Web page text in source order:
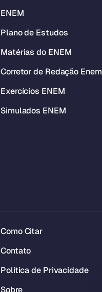
ENEM
Plano de Estudos
Matérias do ENEM
Corretor de Redação Enem
Exercícios ENEM
Simulados ENEM
Como Citar
Contato
Política de Privacidade
Sobre